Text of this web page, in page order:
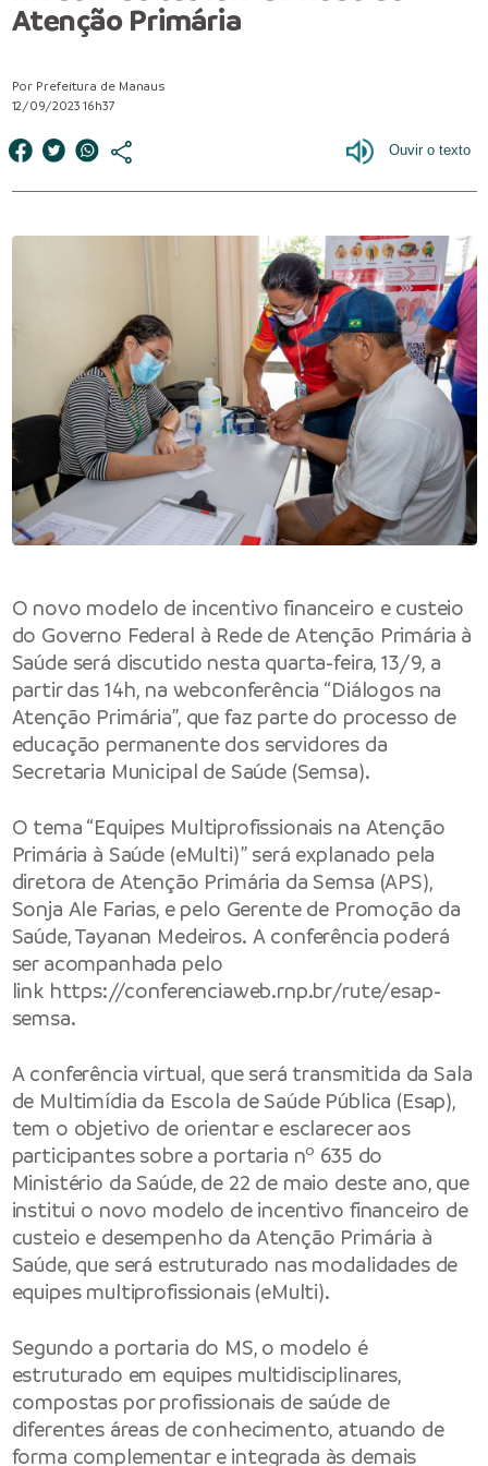
Atenção Primária
Por Prefeitura de Manaus
12/09/2023 16h37
O novo modelo de incentivo financeiro e custeio
do Governo Federal à Rede de Atenção Primária à
Saúde será discutido nesta quarta-feira, 13/9, a
partir das 14h, na webconferência “Diálogos na
Atenção Primária”, que faz parte do processo de
educação permanente dos servidores da
Secretaria Municipal de Saúde (Semsa).
O tema “Equipes Multiprofissionais na Atenção
Primária à Saúde (eMulti)” será explanado pela
diretora de Atenção Primária da Semsa (APS),
Sonja Ale Farias, e pelo Gerente de Promoção da
Saúde, Tayanan Medeiros. A conferência poderá
ser acompanhada pelo
link https://conferenciaweb.rnp.br/rute/esap-
semsa.
A conferência virtual, que será transmitida da Sala
de Multimídia da Escola de Saúde Pública (Esap),
tem o objetivo de orientar e esclarecer aos
participantes sobre a portaria no 635 do
Ministério da Saúde, de 22 de maio deste ano, que
institui o novo modelo de incentivo financeiro de
custeio e desempenho da Atenção Primária à
Saúde, que será estruturado nas modalidades de
equipes multiprofissionais (eMulti).
Segundo a portaria do MS, o modelo é
estruturado em equipes multidisciplinares,
compostas por profissionais de saúde de
diferentes áreas de conhecimento, atuando de
forma complementar e integrada às demais